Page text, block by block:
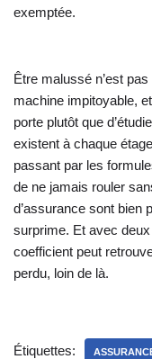
exemptée.
Être malussé n’est
machine impitoyable,
porte plutôt que
existent à chaque
passant par les
de ne jamais rouler
d’assurance sont bien
surprime. Et avec
coefficient peut
perdu, loin de là.
Étiquettes: